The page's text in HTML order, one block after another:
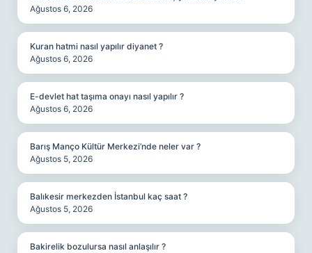
Ağustos 6, 2026
Kuran hatmi nasıl yapılır diyanet ?
Ağustos 6, 2026
E-devlet hat taşıma onayı nasıl yapılır ?
Ağustos 6, 2026
Barış Manço Kültür Merkezi’nde neler var ?
Ağustos 5, 2026
Balıkesir merkezden İstanbul kaç saat ?
Ağustos 5, 2026
Bakirelik bozulursa nasıl anlaşılır ?